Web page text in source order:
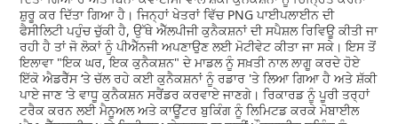
ਸ਼ੁਰੂ ਕਰ ਦਿੱਤਾ ਗਿਆ ਹੈ। ਜਿਨ੍ਹਾਂ ਖੇਤਰਾਂ ਵਿੱਚ PNG ਪਾਈਪਲਾਈਨ ਦੀ
ਫੈਸੀਲਿਟੀ ਪਹੁੰਚ ਚੁੱਕੀ ਹੈ, ਉੱਥੇ ਐੱਲਪੀਜੀ ਕੁਨੈਕਸ਼ਨਾਂ ਦੀ ਸਪੈਸ਼ਲ ਰਿਵਿਊ ਕੀਤੀ ਜਾ
ਰਹੀ ਹੈ ਤਾਂ ਜੋ ਲੋਕਾਂ ਨੂੰ ਪੀਐੱਨਜੀ ਅਪਣਾਉਣ ਲਈ ਮੋਟੀਵੇਟ ਕੀਤਾ ਜਾ ਸਕੇ। ਇਸ ਤੋਂ
ਇਲਾਵਾ "ਇਕ ਘਰ, ਇਕ ਕੁਨੈਕਸ਼ਨ" ਦੇ ਮਾਡਲ ਨੂੰ ਸਖ਼ਤੀ ਨਾਲ ਲਾਗੂ ਕਰਦੇ ਹੋਏ
ਇੱਕੋ ਐਡਰੈੱਸ ‘ਤੇ ਚੱਲ ਰਹੇ ਕਈ ਕੁਨੈਕਸ਼ਨਾਂ ਨੂੰ ਰਡਾਰ 'ਤੇ ਲਿਆ ਗਿਆ ਹੈ ਅਤੇ ਸ਼ੱਕੀ
ਪਾਏ ਜਾਣ ‘ਤੇ ਵਾਧੂ ਕੁਨੈਕਸ਼ਨ ਸਰੈਂਡਰ ਕਰਵਾਏ ਜਾਣਗੇ। ਰਿਕਾਰਡ ਨੂੰ ਪੂਰੀ ਤਰ੍ਹਾਂ
ਟਰੈਕ ਕਰਨ ਲਈ ਮੈਨੂਅਲ ਅਤੇ ਕਾਊਂਟਰ ਬੁਕਿੰਗ ਨੂੰ ਲਿਮਿਟਡ ਕਰਕੇ ਮੋਬਾਈਲ